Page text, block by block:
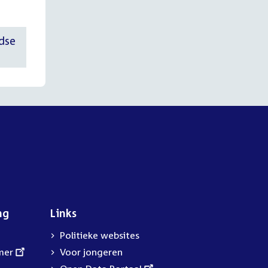
Links
Politieke websites
Voor jongeren